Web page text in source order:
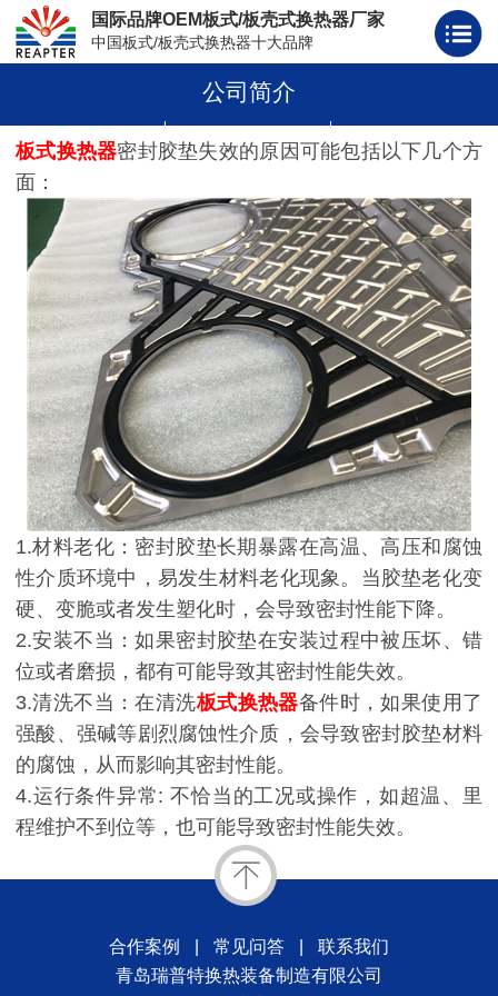
国际品牌OEM板式/板壳式换热器厂家
中国板式/板壳式换热器十大品牌
板壳式换热器
公司简介
板式换热器密封胶垫失效的原因可能包括以下几个方
面：
1.材料老化：密封胶垫长期暴露在高温、高压和腐蚀
性介质环境中，易发生材料老化现象。当胶垫老化变
硬、变脆或者发生塑化时，会导致密封性能下降。
2.安装不当：如果密封胶垫在安装过程中被压坏、错
位或者磨损，都有可能导致其密封性能失效。
3.清洗不当：在清洗板式换热器备件时，如果使用了
强酸、强碱等剧烈腐蚀性介质，会导致密封胶垫材料
的腐蚀，从而影响其密封性能。
4.运行条件异常: 不恰当的工况或操作，如超温、里
程维护不到位等，也可能导致密封性能失效。
合作案例 常见问答
联系我们
青岛瑞普特换热装备制造有限公司